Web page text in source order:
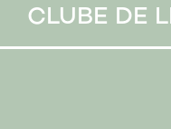
CLUBE DE